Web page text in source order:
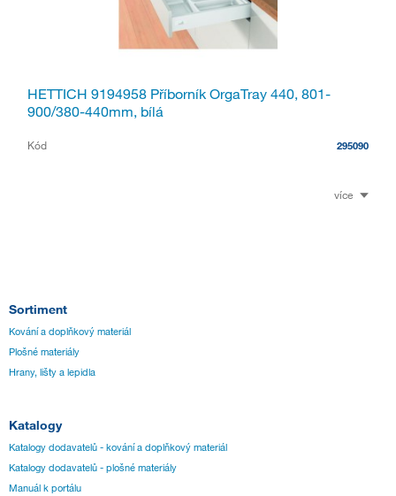
HETTICH 9194958 Příborník OrgaTray 440, 801-
900/380-440mm, bílá
Kód 295090
více
Sortiment
Kování a doplňkový materiál
Plošné materiály
Hrany, lišty a lepidla
Katalogy
Katalogy dodavatelů - kování a doplňkový materiál
Katalogy dodavatelů - plošné materiály
Manuál k portálu